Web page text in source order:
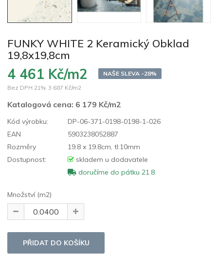
FUNKY WHITE 2 Keramický Obklad
19,8x19,8cm
4 461 Kč/m2
NAŠE SLEVA -28%
Bez DPH 21%: 3 687 Kč/m2
Katalogová cena: 6 179 Kč/m2
Kód výrobku:
DP-06-371-0198-0198-1-026
EAN
5903238052887
Rozměry
19.8 x 19.8cm, tl:10mm
Dostupnost:
skladem u dodavatele
doručíme do pátku 21.8.
Množství (m2)